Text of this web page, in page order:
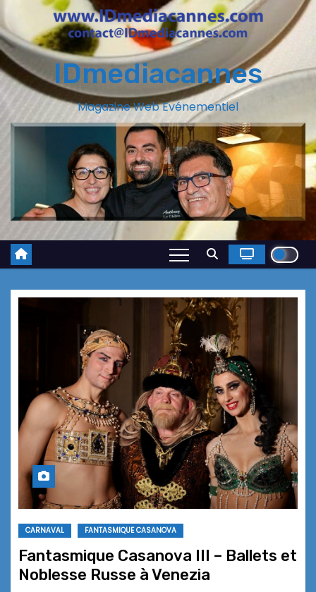
IDmediacannes
Magazine Web Evénementiel
CARNAVAL FANTASMIQUE CASANOVA
Fantasmique Casanova III – Ballets et
Noblesse Russe à Venezia